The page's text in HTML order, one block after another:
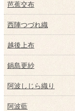
芭蕉交布
西陣つづれ織
越後上布
鍋島更紗
阿波しじら織り
阿波藍